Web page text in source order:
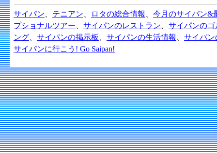
サイパン テニアン ロタの総合情報
今月のサイパン&
プショナルツアー
サイパンのレストラン
サイパンのゴ
ング
サイパンの掲示板 サイパンの生活情報
サイパン
サイパンに行こう! Go Saipan!